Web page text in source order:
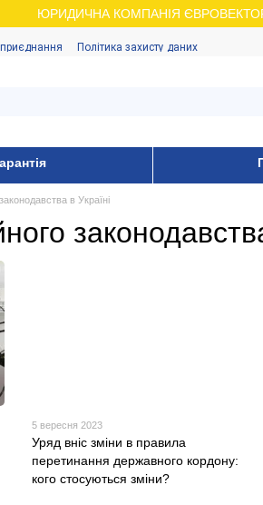
ЮРИДИЧНА КОМПАНІЯ
Політика захисту даних
в Україні
5 вересня 2023
Уряд вніс зміни в правила
перетинання державного кордону:
кого стосуються зміни?